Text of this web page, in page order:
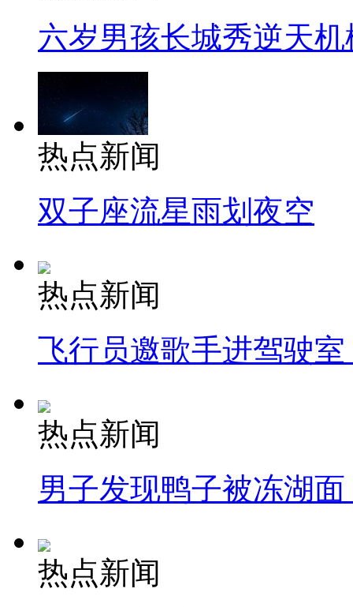
六岁男孩长城秀逆天机
热点新闻
双子座流星雨划夜空
热点新闻
飞行员邀歌手进驾驶
热点新闻
男子发现鸭子被冻湖
热点新闻